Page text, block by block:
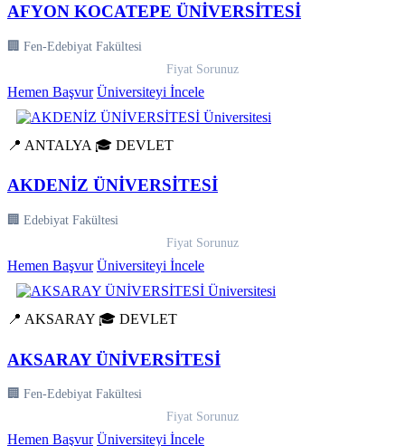
AFYON KOCATEPE ÜNİVERSİTESİ
🏢 Fen-Edebiyat Fakültesi
Fiyat Sorunuz
Hemen Başvur Üniversiteyi İncele
📍 ANTALYA 🎓 DEVLET
AKDENİZ ÜNİVERSİTESİ
🏢 Edebiyat Fakültesi
Fiyat Sorunuz
Hemen Başvur Üniversiteyi İncele
📍 AKSARAY 🎓 DEVLET
AKSARAY ÜNİVERSİTESİ
🏢 Fen-Edebiyat Fakültesi
Fiyat Sorunuz
Hemen Başvur Üniversiteyi İncele